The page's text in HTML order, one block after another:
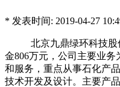
* 发表时间: 2019-04-27
北京九鼎绿环科技
金806万元，公司主要业务
和服务，重点从事石化产
技术开发及设计。主要产